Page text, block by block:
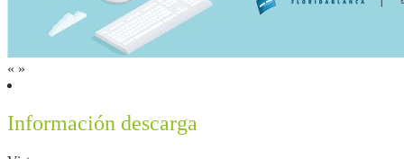
« »
Información descarga